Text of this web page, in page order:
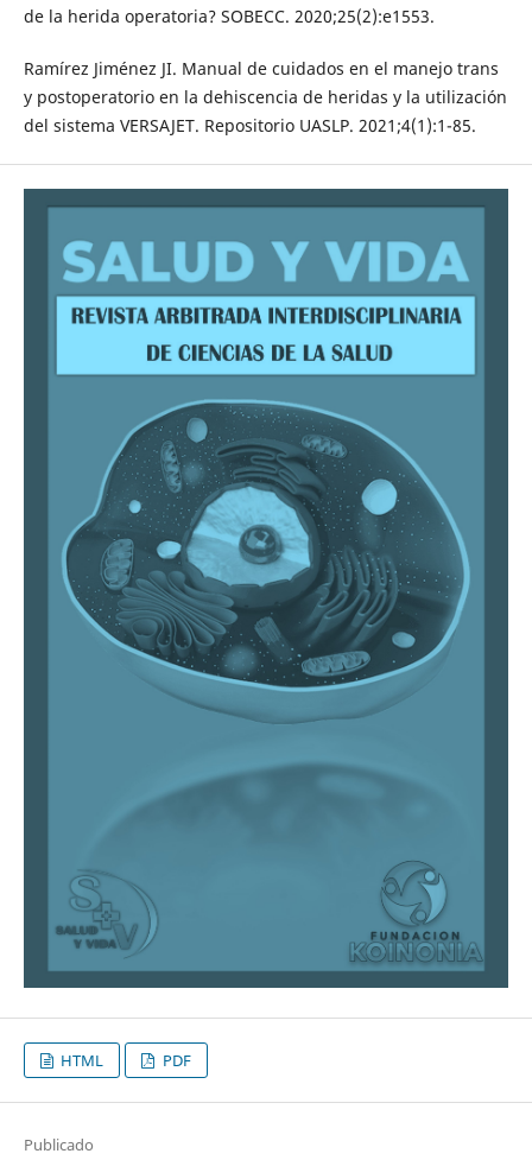
de la herida operatoria? SOBECC. 2020;25(2):e1553.
Ramírez Jiménez JI. Manual de cuidados en el manejo trans
y postoperatorio en la dehiscencia de heridas y la utilización
del sistema VERSAJET. Repositorio UASLP. 2021;4(1):1-85.
HTML PDF
Publicado